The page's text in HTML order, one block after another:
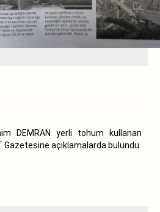
DEMRAN yerli tohum kullanan
açıklamalarda bulundu.